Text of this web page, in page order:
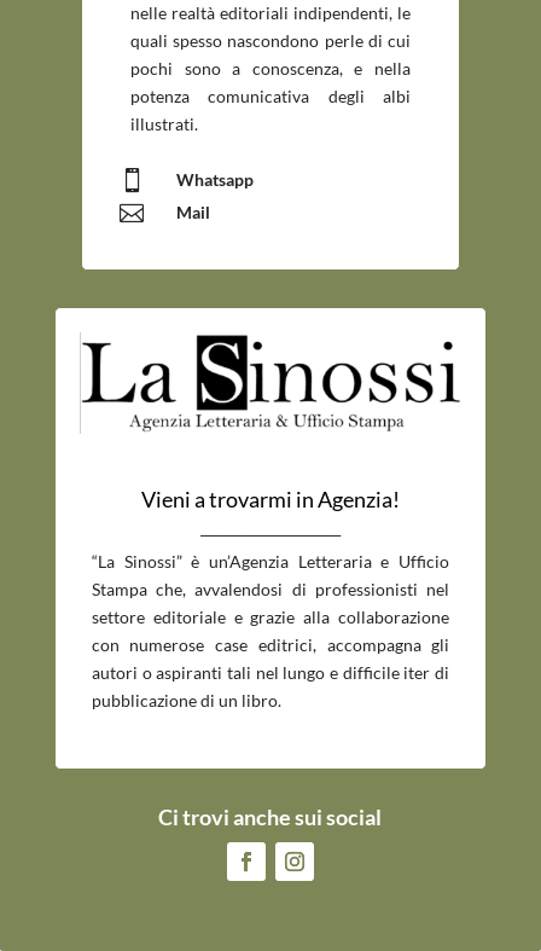
nelle realtà editoriali indipendenti, le
quali spesso nascondono perle di cui
pochi sono a conoscenza, e nella
potenza comunicativa degli albi
illustrati.
 Whatsapp
 Mail
Vieni a trovarmi in Agenzia!
“La Sinossi” è un’Agenzia Letteraria e Ufficio
Stampa che, avvalendosi di professionisti nel
settore editoriale e grazie alla collaborazione
con numerose case editrici, accompagna gli
autori o aspiranti tali nel lungo e difficile iter di
pubblicazione di un libro.
Ci trovi anche sui social